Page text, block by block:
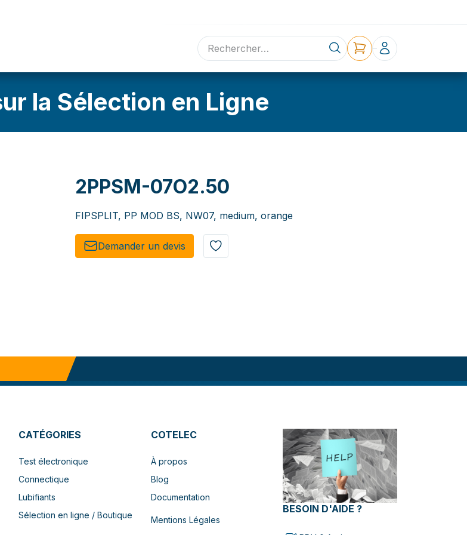
Sélection en ligne Contact
la Sélection en Ligne
2PPSM-07O2.50
FIPSPLIT, PP MOD BS, NW07, medium, orange
Demander un de​​vis​​
CATÉGORIES
Test électronique
Connectique
Lubifiants
Sélection en ligne / Boutique
COTELEC
À propos
Blog
Documentation
Mentions Légales
BESOIN D'AIDE ?